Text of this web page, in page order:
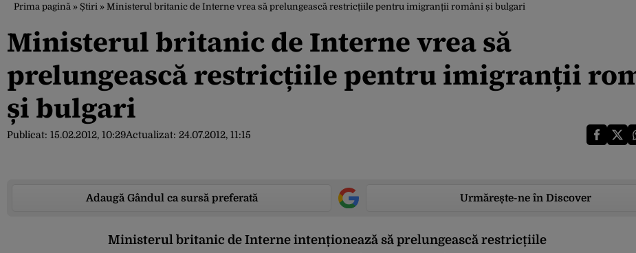
Prima pagină » Știri » Ministerul britanic de Interne vrea să prelungească restricțiile pentru imigranții români și bulgari
Ministerul britanic de Interne vrea să
prelungească restricțiile pentru imigranții
și bulgari
Publicat: 15.02.2012, 10:29Actualizat: 24.07.2012, 11:15
Adaugă Gândul ca sursă preferată Urmărește-ne în Discover
Ministerul britanic de Interne intenționează să prelungească restricțiile